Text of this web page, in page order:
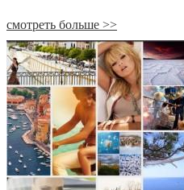
смотреть больше >>